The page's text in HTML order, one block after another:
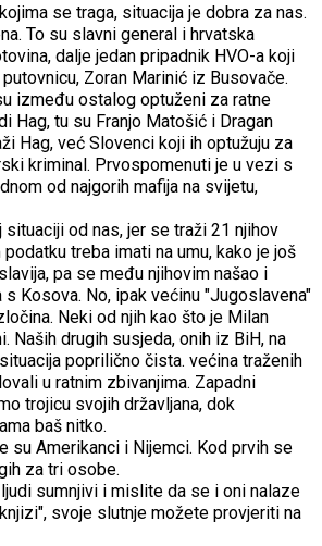
se traga, situacija je dobra za nas.
To su slavni general i hrvatska
dalje jedan pripadnik HVO-a koji
Zoran Marinić iz Busovače.
između ostalog optuženi za ratne
Hag, tu su Franjo Matošić i Dragan
Hag, već Slovenci koji ih optužuju za
kriminal. Prvospomenuti je u vezi s
od najgorih mafija na svijetu,
od nas, jer se traži 21 njihov
treba imati na umu, kako je još
pa se među njihovim našao i
Kosova. No, ipak većinu "Jugoslavena"
Neki od njih kao što je Milan
Naših drugih susjeda, onih iz BiH, na
poprilično čista. većina traženih
u ratnim zbivanjima. Zapadni
trojicu svojih državljana, dok
baš nitko.
su Amerikanci i Nijemci. Kod prvih se
za tri osobe.
sumnjivi i mislite da se i oni nalaze
svoje slutnje možete provjeriti na